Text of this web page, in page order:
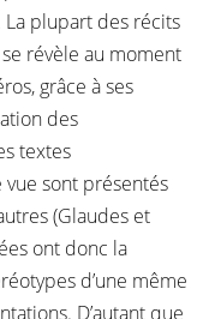
La plupart des récits
révèle au moment
grâce à ses
des
textes
sont présentés
(Glaudes et
ont donc la
d’une même
D’autant que